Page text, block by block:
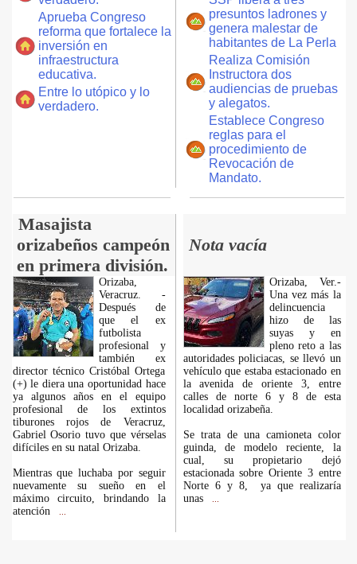
Aprueba Congreso
reforma que fortalece la
inversión en
infraestructura
educativa.
Entre lo utópico y lo
verdadero.
presuntos ladrones y
genera malestar de
habitantes de La Perla
Realiza Comisión
Instructora dos
audiencias de pruebas
y alegatos.
Establece Congreso
reglas para el
procedimiento de
Revocación de
Mandato.
Masajista
orizabeños campeón
en primera división.
Nota vacía
Orizaba,
Veracruz. -
Después de
que el ex
futbolista
profesional y
también ex
director técnico Cristóbal Ortega
(+) le diera una oportunidad hace
ya algunos años en el equipo
profesional de los extintos
tiburones rojos de Veracruz,
Gabriel Osorio tuvo que vérselas
difíciles en su natal Orizaba.
Mientras que luchaba por seguir
nuevamente su sueño en el
máximo circuito, brindando la
atención
Orizaba, Ver.-
Una vez más la
delincuencia
hizo de las
suyas y en
pleno reto a las
autoridades policiacas, se llevó un
vehículo que estaba estacionado en
la avenida de oriente 3, entre
calles de norte 6 y 8 de esta
localidad orizabeña.
Se trata de una camioneta color
guinda, de modelo reciente, la
cual, su propietario dejó
estacionada sobre Oriente 3 entre
Norte 6 y 8, ya que realizaría
unas